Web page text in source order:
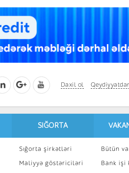
Daxil ol
SIĞORTA
Sığorta şirkətləri
Maliyyə göstəriciləri
Bütün
Bank işi